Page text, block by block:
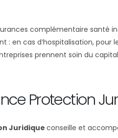
complémentaire santé
: en cas d’hospitalisation,
prennent soin du
Protection
Juridique conseille et